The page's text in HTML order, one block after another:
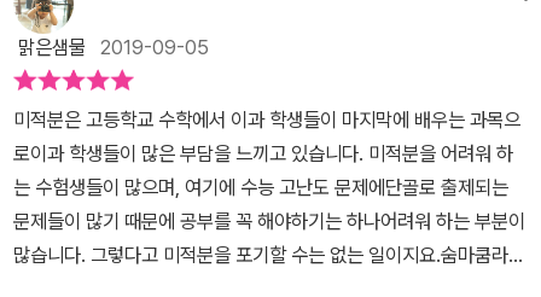
고 합니다.특히 참, 거짓을 결정하고 이유를 설명하거나 반례를 제시
하는 문제는 거의 수업 시간 내내 이뤄지는 부분이라고 하더라고요.
그만큼 개념을 이해했는지 확인하는 방법이 될 수 있습니다.중단원별
로 중요한 개념을 다시 한번 정리하여 전체를 보는 안목을 유지할 수
있도록 해주네요.그리고 중단원별 EXERCISES A, B 가 이어집니
다.난이도별로 A, B 단계로 문항이 배치되어 있고, 내신뿐만 아니라
수능 시험 등에서 출제가 가능한 문제들로 구성되어 있어서 실력 측
정이 가능하더라고요.A 단계는 문제 앞에 어떤 개념이 적용된 문제인
있고 어떻게 접근해서 학습해야 하는지계획을 잡고 학습하는게 좋겠
지요?1280여 문항을 자세한 설명과 함께 학습하면미적분에 대한 개
념 및 심화까지 기능할 것 같아요.​ ​과연 상위
1%가 되기 위해선 어떻게 학습해야할까?단원별 학습 키워드가 나와
있어요.어떤 부분에 초점을 두고 학습하면 좋을지...감이 잡히시죠?​
​수학 학습의 기본이 무엇이라고 생각하시나
요?무엇보다 양치기 문제 풀이도 아니고 바로 완벽한 개념에 대한 이
해라고 생각합니다.단원이 개념의 기본이 되는 소단원으로 분류되어
문항으로 최고의 학습효율을 제공하고 있다 미적분, 현재 겁을 먹고
있는데 수열이 약하다고 다시 공부 좀 해야한다고 나름 걱정이 태산
같이 하고 있지만 <숨마쿰라우데 수학기본서 미적분 (2023년용)기
본을 잡아보고자 용기를 가지고 차츰 공부 중인 모습 교재를 제공받
아 직접 학습하면서 올리는 모습 입니다
맑은샘물 2019-09-05
미적분은 고등학교 수학에서 이과 학생들이 마지막에 배우는 과목으
로이과 학생들이 많은 부담을 느끼고 있습니다. 미적분을 어려워 하
는 수험생들이 많으며, 여기에 수능 고난도 문제에단골로 출제되는
문제들이 많기 때문에 공부를 꼭 해야하기는 하나어려워 하는 부분이
많습니다. 그렇다고 미적분을 포기할 수는 없는 일이지요.숨마쿰라우